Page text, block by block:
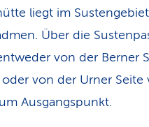
liegt im
Über die
von der Berner
von der Urner Seite
Ausgangspunkt.